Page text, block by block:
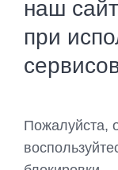
наш
при
Пожалуйста,